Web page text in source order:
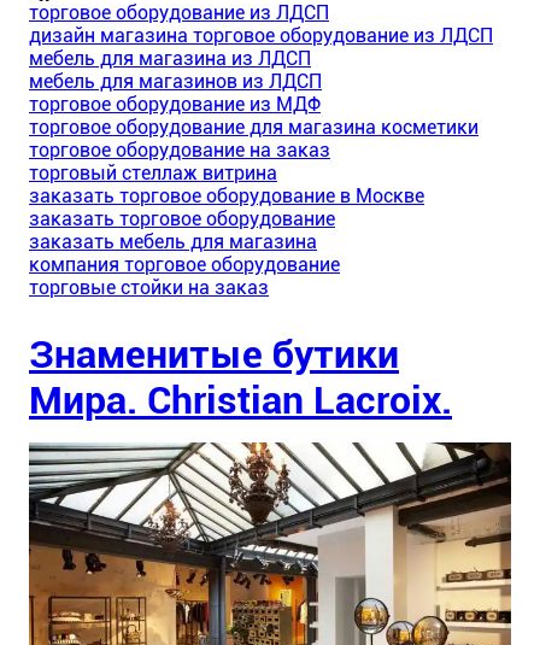
торговое оборудование из ЛДСП
дизайн магазина торговое оборудование из ЛДСП
мебель для магазина из ЛДСП
мебель для магазинов из ЛДСП
торговое оборудование из МДФ
торговое оборудование для магазина косметики
торговое оборудование на заказ
торговый стеллаж витрина
заказать торговое оборудование в Москве
заказать торговое оборудование
заказать мебель для магазина
компания торговое оборудование
торговые стойки на заказ
Знаменитые бутики
Мира. Christian Lacroix.